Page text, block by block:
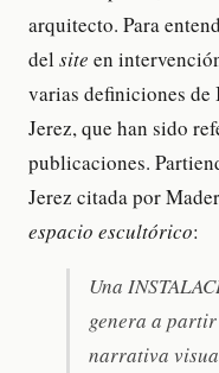
arquitecto. Para
del site en
varias definiciones
Jerez, que han sido
publicaciones.
Jerez citada por
espacio escultórico:
Una
genera a
narrativa